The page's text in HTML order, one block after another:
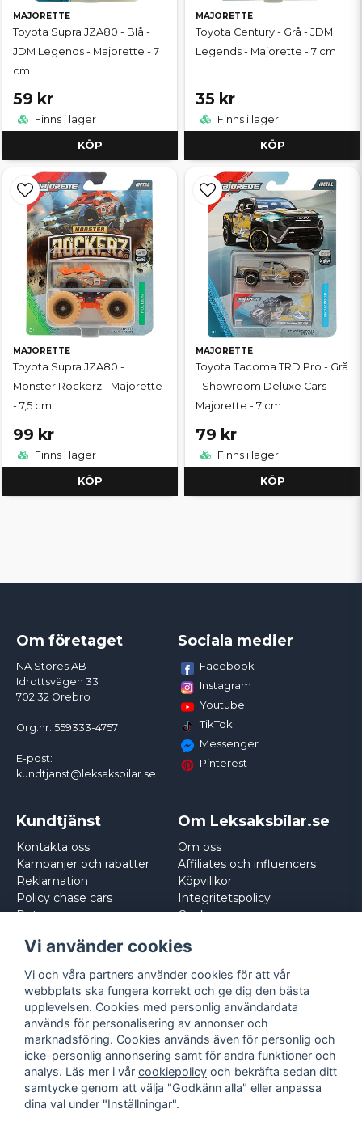
MAJORETTE
Toyota Supra JZA80 - Blå -
JDM Legends - Majorette - 7
cm
59 kr
Finns i lager
KÖP
MAJORETTE
Toyota Century - Grå - JDM
Legends - Majorette - 7 cm
35 kr
Finns i lager
KÖP
MAJORETTE
Toyota Supra JZA80 -
Monster Rockerz - Majorette
- 7,5 cm
99 kr
Finns i lager
KÖP
MAJORETTE
Toyota Tacoma TRD Pro - Grå
- Showroom Deluxe Cars -
Majorette - 7 cm
79 kr
Finns i lager
KÖP
Om företaget
NA Stores AB
Idrottsvägen 33
702 32 Örebro
Org.nr: 559333-4757
E-post:
kundtjanst@leksaksbilar.se
Sociala medier
Facebook
Instagram
Youtube
TikTok
Messenger
Pinterest
Kundtjänst
Kontakta oss
Kampanjer och rabatter
Reklamation
Policy chase cars
Returnera
Om Leksaksbilar.se
Om oss
Affiliates och influencers
Köpvillkor
Integritetspolicy
Cookies
Vi använder cookies
Vi och våra partners använder cookies för att vår
webbplats ska fungera korrekt och ge dig den bästa
upplevelsen. Cookies med personlig användardata
används för personalisering av annonser och
marknadsföring. Cookies används även för personlig och
icke-personlig annonsering samt för andra funktioner och
analys. Läs mer i vår cookiepolicy och bekräfta sedan ditt
samtycke genom att välja "Godkänn alla" eller anpassa
dina val under "Inställningar".